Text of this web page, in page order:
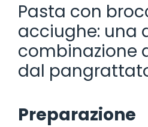
Pasta con
acciughe: una
combinazione
dal
Preparazione